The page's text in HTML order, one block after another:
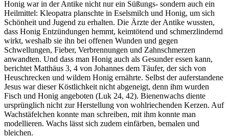
Honig war in der Antike nicht nur ein Süßungs- sondern auch ein
Heilmittel: Kleopatra planschte in Eselsmilch und Honig, um sich
Schönheit und Jugend zu erhalten. Die Ärzte der Antike wussten,
dass Honig Entzündungen hemmt, keimtötend und schmerzlindernd
wirkt, weshalb sie ihn bei offenen Wunden und gegen
Schwellungen, Fieber, Verbrennungen und Zahnschmerzen
anwandten. Und dass man Honig auch als Gesunder essen kann,
berichtet Matthäus 3, 4 von Johannes dem Täufer, der sich von
Heuschrecken und wildem Honig ernährte. Selbst der auferstandene
Jesus war dieser Köstlichkeit nicht abgeneigt, denn ihm wurden
Fisch und Honig angeboten (Luk 24, 42). Bienenwachs diente
ursprünglich nicht zur Herstellung von wohlriechenden Kerzen. Auf
Wachstäfelchen konnte man schreiben, mit ihm konnte man
modellieren. Wachs lässt sich zudem einfärben, bemalen und
bleichen.